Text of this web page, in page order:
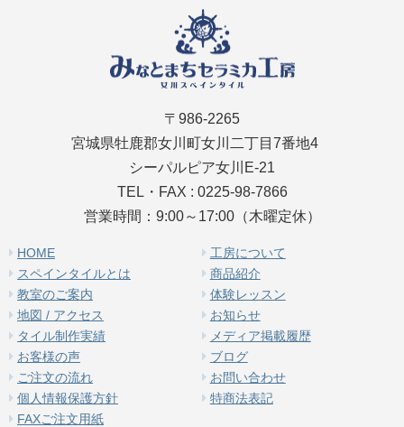
〒986-2265
宮城県牡鹿郡女川町女川二丁目7番地4
シーパルピア女川E-21
TEL・FAX : 0225-98-7866
営業時間：9:00～17:00（木曜定休）
HOME
工房について
スペインタイルとは
商品紹介
教室のご案内
体験レッスン
地図 / アクセス
お知らせ
タイル制作実績
メディア掲載履歴
お客様の声
ブログ
ご注文の流れ
お問い合わせ
個人情報保護方針
特商法表記
FAXご注文用紙